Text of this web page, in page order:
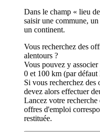
Dans le champ « lieu
saisir une commune,
un continent.
Vous recherchez des
alentours ?
Vous pouvez y
0 et 100 km (par défaut
Si vous recherchez des
devez alors effectuer
Lancez votre
offres d'emploi
restituée.